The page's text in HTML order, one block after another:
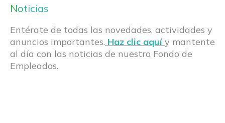
Noticias
Entérate de todas las novedades, actividades y
anuncios importantes. Haz clic aquí y mantente
al día con las noticias de nuestro Fondo de
Empleados.